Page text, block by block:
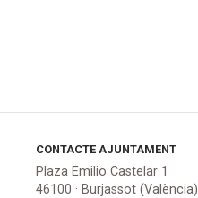
CONTACTE AJUNTAMENT
Plaza Emilio Castelar 1
46100 · Burjassot (València)